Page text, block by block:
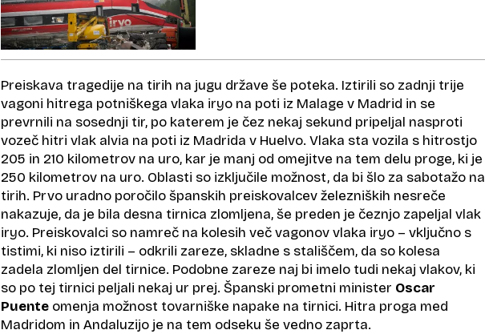
Preiskava tragedije na tirih na jugu države še poteka. Iztirili so zadnji trije
vagoni hitrega potniškega vlaka iryo na poti iz Malage v Madrid in se
prevrnili na sosednji tir, po katerem je čez nekaj sekund pripeljal nasproti
vozeč hitri vlak alvia na poti iz Madrida v Huelvo. Vlaka sta vozila s hitrostjo
205 in 210 kilometrov na uro, kar je manj od omejitve na tem delu proge, ki je
250 kilometrov na uro. Oblasti so izključile možnost, da bi šlo za sabotažo na
tirih. Prvo uradno poročilo španskih preiskovalcev železniških nesreče
nakazuje, da je bila desna tirnica zlomljena, še preden je čeznjo zapeljal vlak
iryo. Preiskovalci so namreč na kolesih več vagonov vlaka iryo – vključno s
tistimi, ki niso iztirili – odkrili zareze, skladne s stališčem, da so kolesa
zadela zlomljen del tirnice. Podobne zareze naj bi imelo tudi nekaj vlakov, ki
so po tej tirnici peljali nekaj ur prej. Španski prometni minister Oscar
Puente omenja možnost tovarniške napake na tirnici. Hitra proga med
Madridom in Andaluzijo je na tem odseku še vedno zaprta.